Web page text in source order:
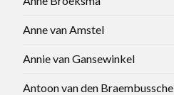
Anne van Amstel
Annie van Gansewinkel
Antoon van den Braembussche